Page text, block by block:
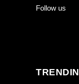
Follow us